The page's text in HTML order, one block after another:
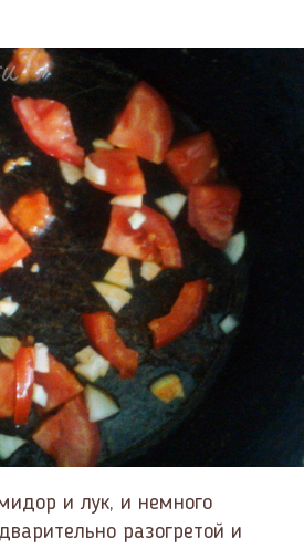
и лук, и немного
разогретой и